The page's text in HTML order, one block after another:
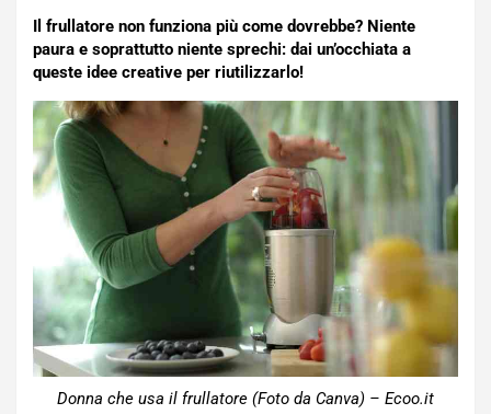
Il frullatore non funziona più come dovrebbe? Niente
paura e soprattutto niente sprechi: dai un’occhiata a
queste idee creative per riutilizzarlo!
Donna che usa il frullatore (Foto da Canva) – Ecoo.it